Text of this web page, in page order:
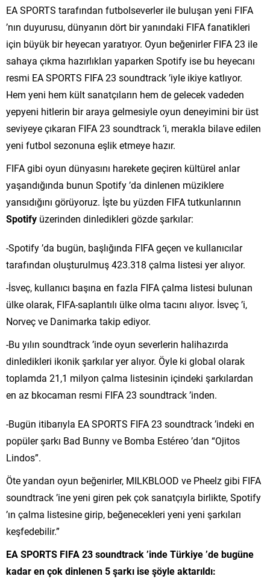
EA SPORTS tarafından futbolseverler ile buluşan yeni FIFA
’nın duyurusu, dünyanın dört bir yanındaki FIFA fanatikleri
için büyük bir heyecan yaratıyor. Oyun beğenirler FIFA 23 ile
sahaya çıkma hazırlıkları yaparken Spotify ise bu heyecanı
resmi EA SPORTS FIFA 23 soundtrack ’iyle ikiye katlıyor.
Hem yeni hem kült sanatçıların hem de gelecek vadeden
yepyeni hitlerin bir araya gelmesiyle oyun deneyimini bir üst
seviyeye çıkaran FIFA 23 soundtrack ’i, merakla bilave edilen
yeni futbol sezonuna eşlik etmeye hazır.
FIFA gibi oyun dünyasını harekete geçiren kültürel anlar
yaşandığında bunun Spotify ’da dinlenen müziklere
yansıdığını görüyoruz. İşte bu yüzden FIFA tutkunlarının
Spotify üzerinden dinledikleri gözde şarkılar:
-Spotify ’da bugün, başlığında FIFA geçen ve kullanıcılar
tarafından oluşturulmuş 423.318 çalma listesi yer alıyor.
-İsveç, kullanıcı başına en fazla FIFA çalma listesi bulunan
ülke olarak, FIFA-saplantılı ülke olma tacını alıyor. İsveç ’i,
Norveç ve Danimarka takip ediyor.
-Bu yılın soundtrack ’inde oyun severlerin halihazırda
dinledikleri ikonik şarkılar yer alıyor. Öyle ki global olarak
toplamda 21,1 milyon çalma listesinin içindeki şarkılardan
en az bkocaman resmi FIFA 23 soundtrack ’inden.
-Bugün itibarıyla EA SPORTS FIFA 23 soundtrack ’indeki en
popüler şarkı Bad Bunny ve Bomba Estéreo ’dan “Ojitos
Lindos”.
Öte yandan oyun beğenirler, MILKBLOOD ve Pheelz gibi FIFA
soundtrack ’ine yeni giren pek çok sanatçıyla birlikte, Spotify
’ın çalma listesine girip, beğenecekleri yeni yeni şarkıları
keşfedebilir.”
EA SPORTS FIFA 23 soundtrack ’inde Türkiye ’de bugüne
kadar en çok dinlenen 5 şarkı ise şöyle aktarıldı: